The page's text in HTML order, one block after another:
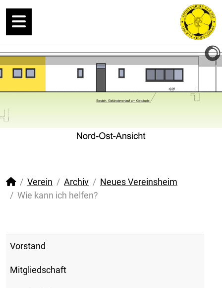
Verein Archiv
Neues Vereinsheim
Wie kann ich helfen?
Vorstand
Mitgliedschaft